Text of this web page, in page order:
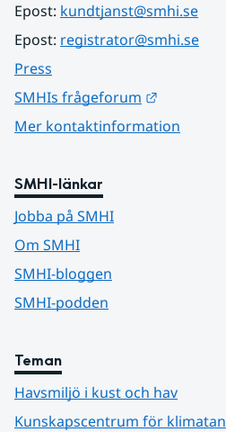
Epost: kundtjanst@smhi.se
Epost: registrator@smhi.se
Press
SMHIs frågeforum
Mer kontaktinformation
SMHI-länkar
Jobba på SMHI
Om SMHI
SMHI-bloggen
SMHI-podden
Teman
Havsmiljö i kust och hav
Kunskapscentrum för